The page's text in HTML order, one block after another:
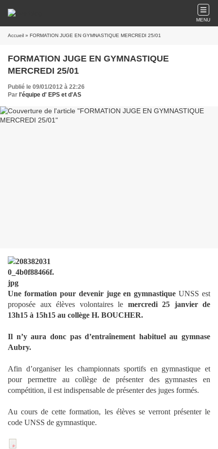
MENU
Accueil » FORMATION JUGE EN GYMNASTIQUE MERCREDI 25/01
FORMATION JUGE EN GYMNASTIQUE
MERCREDI 25/01
Publié le 09/01/2012 à 22:26
Par l'équipe d' EPS et d'AS
Une formation pour devenir juge en gymnastique UNSS est
proposée aux élèves volontaires le mercredi 25 janvier de
13h15 à 15h15 au collège H. BOUCHER.
Il n’y aura donc pas d’entraînement habituel au gymnase
Aubry.
Afin d’organiser les championnats sportifs en gymnastique et
pour permettre au collège de présenter des gymnastes en
compétition, il est indispensable de présenter des juges formés.
Au cours de cette formation, les élèves se verront présenter le
code UNSS de gymnastique.